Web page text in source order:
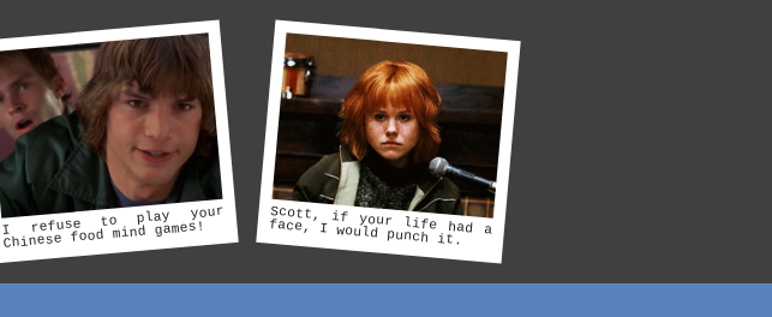
I refuse to play your
Chinese food mind games! Scott, if your life had a
face, I would punch it.